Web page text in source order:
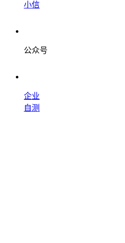
小信
公众号
企业
自测